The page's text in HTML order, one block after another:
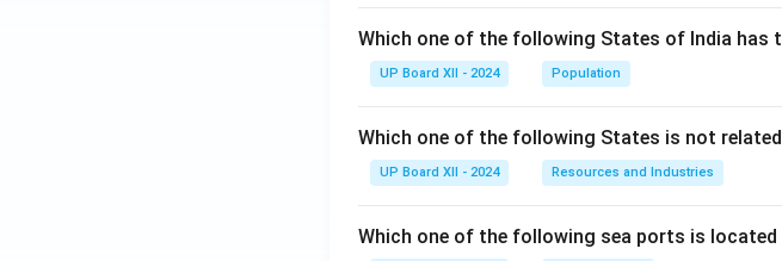
Which one of the following States of India has
UP Board XII - 2024 Population
Which one of the following States is not
UP Board XII - 2024 Resources and Industries
Which one of the following sea ports is